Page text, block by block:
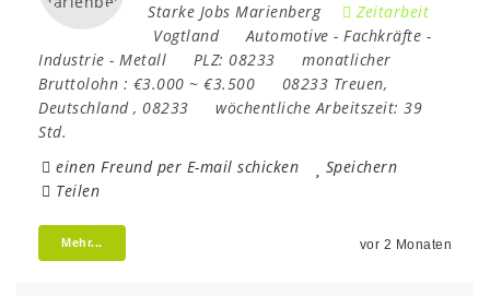
Starke Jobs Marienberg
Zeitarbeit
Vogtland
Automotive - Fachkräfte -
Industrie - Metall PLZ: 08233
monatlicher
Bruttolohn : €3.000 ~ €3.500 08233 Treuen,
Deutschland, 08233 wöchentliche Arbeitszeit: 39
Std.
einen Freund per E-mail schicken
Speichern
Teilen
Mehr... vor 2 Monaten